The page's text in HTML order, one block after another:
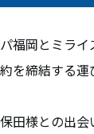
福岡とミラ
を締結する運
田様との出